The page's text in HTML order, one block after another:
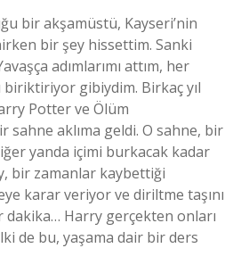
bir akşamüstü, Kayseri’nin
bir şey hissettim. Sanki
adımlarımı attım, her
biriktiriyor gibiydim. Birkaç yıl
Potter ve Ölüm
sahne aklıma geldi. O sahne, bir
yanda içimi burkacak kadar
bir zamanlar kaybettiği
karar veriyor ve diriltme taşını
dakika… Harry gerçekten onları
de bu, yaşama dair bir ders